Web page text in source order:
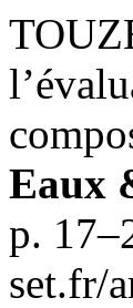
Eaux
p.
set.fr/